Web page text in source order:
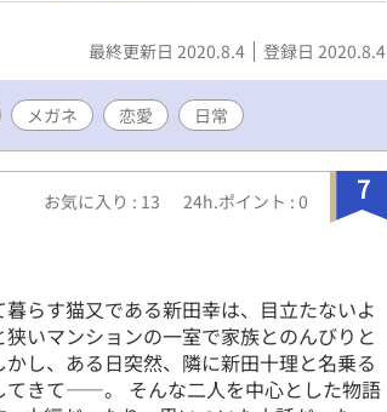
最終更新日 2020.8.4 登録日 2020.8.4
メガネ 恋愛 日常
7
お気に入り : 13 24h.ポイント : 0
らす猫又である新田幸は、目立たないよ
いマンションの一室で家族とのんびりと
し、ある日突然、隣に新田十理と名乗る
てきて――。 そんな二人を中心とした物語